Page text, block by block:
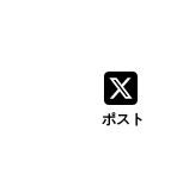
ポスト